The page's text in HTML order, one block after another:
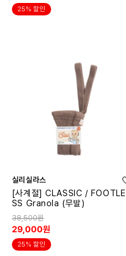
25% 할인
실리실라스
[사계절] CLASSIC / FOOTLE
SS Granola (무발)
38,500원
29,000원
25% 할인